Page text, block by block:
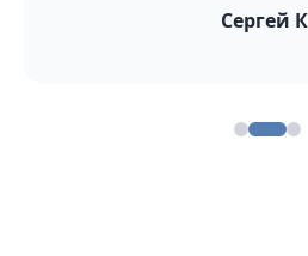
Сергей